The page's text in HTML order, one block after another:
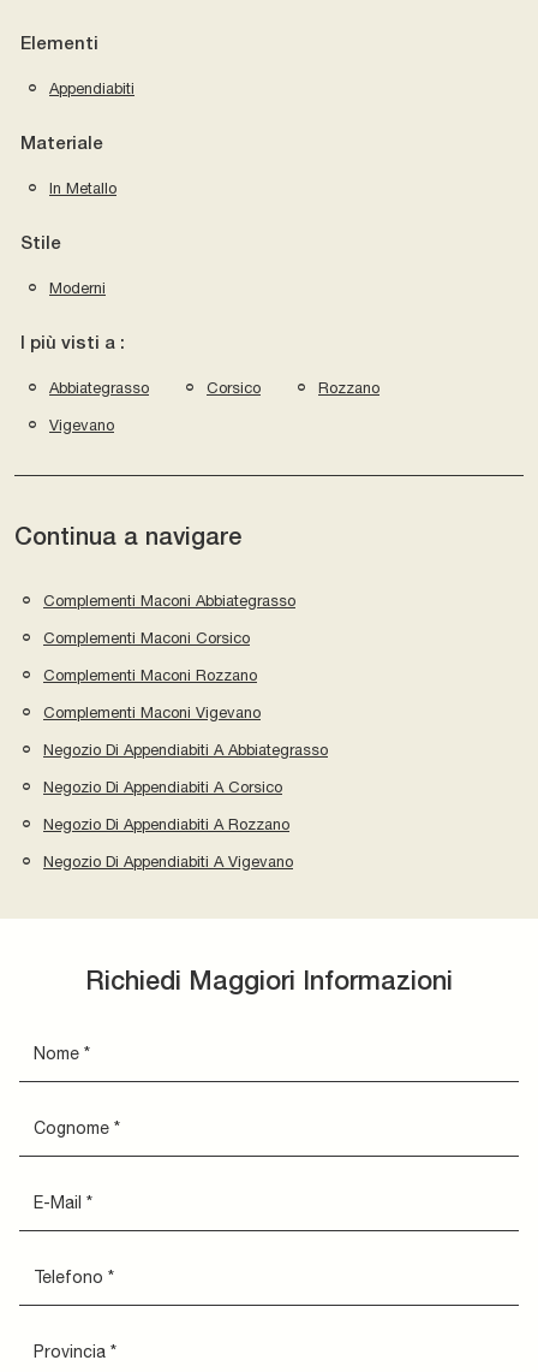
Elementi
Appendiabiti
Materiale
In Metallo
Stile
Moderni
I più visti a :
Abbiategrasso Corsico Rozzano
Vigevano
Continua a navigare
Complementi Maconi Abbiategrasso
Complementi Maconi Corsico
Complementi Maconi Rozzano
Complementi Maconi Vigevano
Negozio Di Appendiabiti A Abbiategrasso
Negozio Di Appendiabiti A Corsico
Negozio Di Appendiabiti A Rozzano
Negozio Di Appendiabiti A Vigevano
Richiedi Maggiori Informazioni